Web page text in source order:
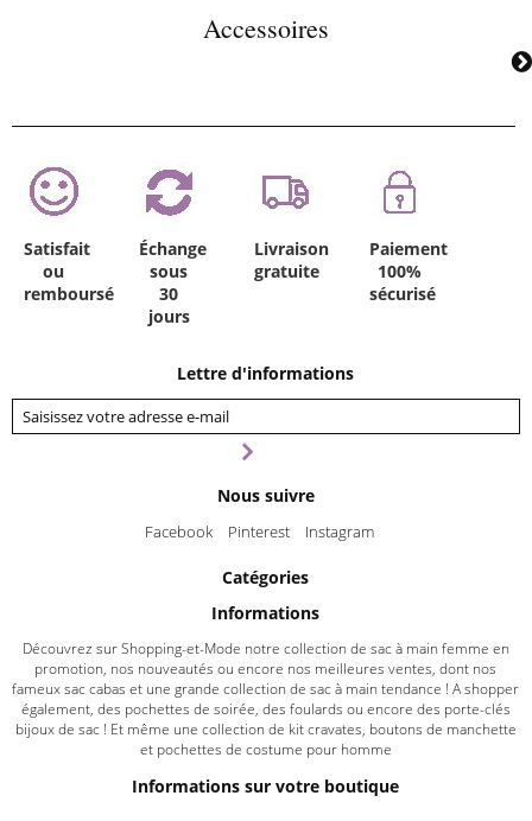
Accessoires
Satisfait
ou
remboursé
Échange
sous
30
jours
Livraison
gratuite
Paiement
100%
sécurisé
Lettre d'informations
Nous suivre
Facebook Pinterest Instagram
Catégories
Informations
Découvrez sur Shopping-et-Mode notre collection de sac à main femme en
promotion, nos nouveautés ou encore nos meilleures ventes, dont nos
fameux sac cabas et une grande collection de sac à main tendance ! A shopper
également, des pochettes de soirée, des foulards ou encore des porte-clés
bijoux de sac ! Et même une collection de kit cravates, boutons de manchette
et pochettes de costume pour homme
Informations sur votre boutique